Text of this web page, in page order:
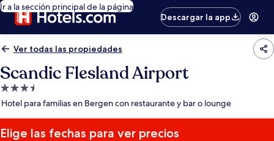
Ir a la sección principal de la página
Descargar la app
Ver todas las propiedades
Scandic Flesland Airport
Propiedad
de
estrellas
Hotel para familias en Bergen con restaurante y bar o lounge
Elige las fechas para ver precios